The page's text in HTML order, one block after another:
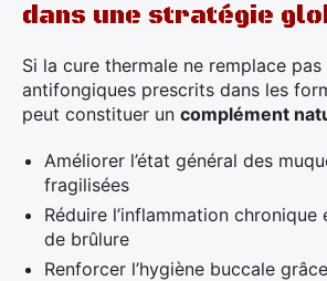
dans une stratégie
Si la cure thermale ne remplace
antifongiques prescrits dans les
peut constituer un complément
Améliorer l’état général des
fragilisées
Réduire l’inflammation chronique
de brûlure
Renforcer l’hygiène buccale